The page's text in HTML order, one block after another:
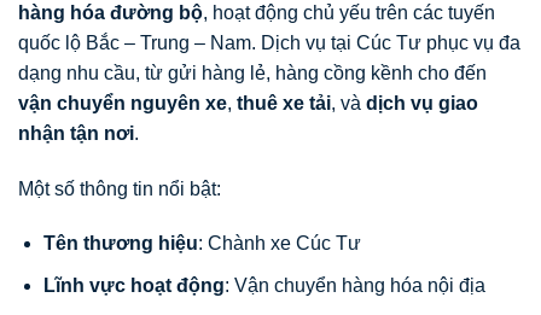
hàng hóa đường bộ, hoạt động chủ yếu trên các tuyến
quốc lộ Bắc – Trung – Nam. Dịch vụ tại Cúc Tư phục vụ đa
dạng nhu cầu, từ gửi hàng lẻ, hàng cồng kềnh cho đến
vận chuyển nguyên xe, thuê xe tải, và dịch vụ giao
nhận tận nơi.
Một số thông tin nổi bật:
Tên thương hiệu: Chành xe Cúc Tư
Lĩnh vực hoạt động: Vận chuyển hàng hóa nội địa